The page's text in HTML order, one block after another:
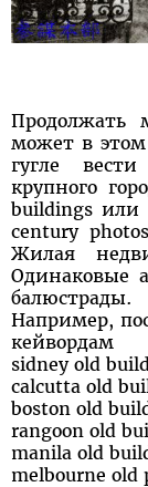
Продолжать
может в этом
гугле
крупного
buildings или
century
Жилая
Одинаковые
балюстрады.
Например,
кейвордам
sidney old
calcutta old
boston old
rangoon old
manila old
melbourne old